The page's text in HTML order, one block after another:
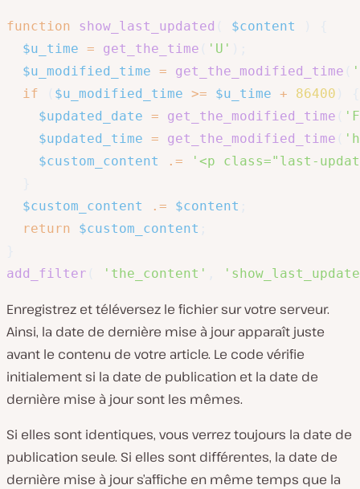
function show_last_updated $content
$u_time = get_the_time 'U'
$u_modified_time = get_the_modified_time
if
$u_modified_time >= $u_time + 86400
$updated_date = get_the_modified_time
$updated_time = get_the_modified_time
$custom_content
.=
'<p class="last-
$custom_content
.= $content
return
$custom_content
add_filter
'the_content'
Enregistrez et téléversez le fichier sur votre serveur.
Ainsi, la date de dernière mise à jour apparaît juste
avant le contenu de votre article. Le code vérifie
initialement si la date de publication et la date de
dernière mise à jour sont les mêmes.
Si elles sont identiques, vous verrez toujours la date de
publication seule. Si elles sont différentes, la date de
dernière mise à jour s’affiche en même temps que la